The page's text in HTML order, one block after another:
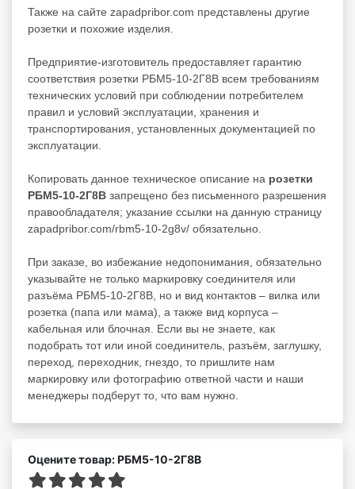
Также на сайте zapadpribor.com представлены другие
розетки и похожие изделия.
Предприятие-изготовитель предоставляет гарантию
соответствия розетки РБМ5-10-2Г8В всем требованиям
технических условий при соблюдении потребителем
правил и условий эксплуатации, хранения и
транспортирования, установленных документацией по
эксплуатации.
Копировать данное техническое описание на розетки
РБМ5-10-2Г8В запрещено без письменного разрешения
правообладателя; указание ссылки на данную страницу
zapadpribor.com/rbm5-10-2g8v/ обязательно.
При заказе, во избежание недопонимания, обязательно
указывайте не только маркировку соединителя или
разъёма РБМ5-10-2Г8В, но и вид контактов – вилка или
розетка (папа или мама), а также вид корпуса –
кабельная или блочная. Если вы не знаете, как
подобрать тот или иной соединитель, разъём, заглушку,
переход, переходник, гнездо, то пришлите нам
маркировку или фотографию ответной части и наши
менеджеры подберут то, что вам нужно.
Оцените товар: РБМ5-10-2Г8В